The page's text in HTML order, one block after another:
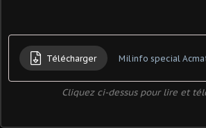
Télécharger Milinfo special
Cliquez ci-dessus pour lire et